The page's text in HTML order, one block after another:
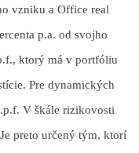
vzniku a Office real
p.a. od svojho
ktorý má v portfóliu
Pre dynamických
V škále rizikovosti
preto určený tým, ktorí